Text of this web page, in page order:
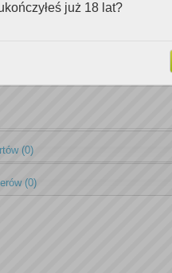
(0)
(0)
już 18 lat?